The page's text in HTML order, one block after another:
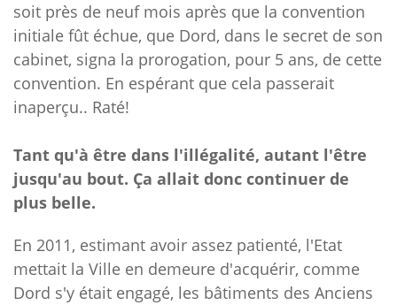
soit près de neuf mois après que la convention
initiale fût échue, que Dord, dans le secret de son
cabinet, signa la prorogation, pour 5 ans, de cette
convention. En espérant que cela passerait
inaperçu.. Raté!
Tant qu'à être dans l'illégalité, autant l'être
jusqu'au bout. Ça allait donc continuer de
plus belle.
En 2011, estimant avoir assez patienté, l'Etat
mettait la Ville en demeure d'acquérir, comme
Dord s'y était engagé, les bâtiments des Anciens